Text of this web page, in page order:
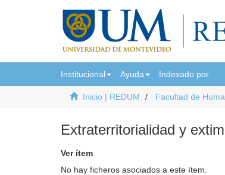
Institucional Ayuda Indexado por
Inicio | REDUM Facultad de
Extraterritorialidad y
Ver ítem
No hay ficheros asociados a este ítem.